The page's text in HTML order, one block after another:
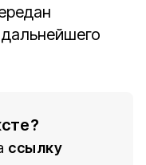
ссылку